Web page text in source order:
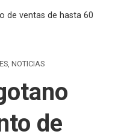
de ventas de hasta 60
,NOTICIAS
de